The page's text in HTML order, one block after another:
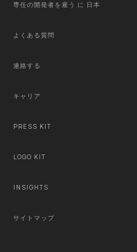
専任の開発者を雇う に 日本
よくある質問
連絡する
キャリア
PRESS KIT
LOGO KIT
INSIGHTS
サイトマップ